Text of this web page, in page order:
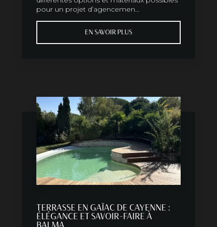
pour un projet d’agencemen...
EN SAVOIR PLUS
TERRASSE EN GAÏAC DE CAYENNE :
ÉLÉGANCE ET SAVOIR-FAIRE À
BALMA